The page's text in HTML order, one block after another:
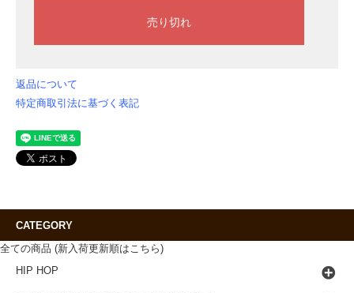
返品について
特定商取引法に基づく表記
CATEGORY
全ての商品 (新入荷更新順はこちら)
HIP HOP